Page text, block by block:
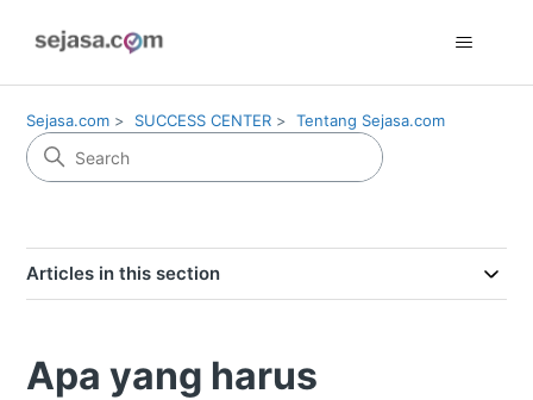
Sejasa.com SUCCESS CENTER Tentang Sejasa.com
Articles in this section
Apa yang harus